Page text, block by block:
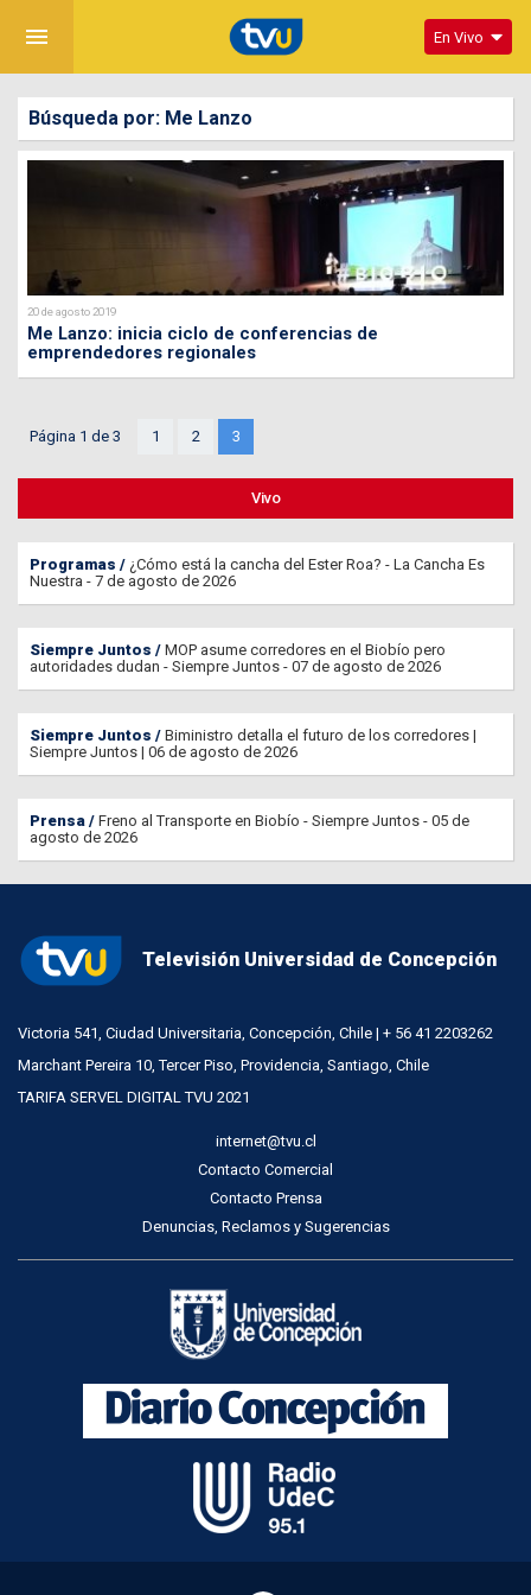
menu En Vivo
Búsqueda por: Me Lanzo
20 de agosto 2019
Me Lanzo: inicia ciclo de conferencias de
emprendedores regionales
Página 1 de 3 1 2 3
Vivo
Programas
¿Cómo está la cancha del Ester Roa? - La Cancha Es
Nuestra - 7 de agosto de 2026
Siempre Juntos
MOP asume corredores en el Biobío pero
autoridades dudan - Siempre Juntos - 07 de agosto de 2026
Siempre Juntos
Biministro detalla el futuro de los corredores |
Siempre Juntos | 06 de agosto de 2026
Prensa
Freno al Transporte en Biobío - Siempre Juntos - 05 de
agosto de 2026
Televisión Universidad de Concepción
Victoria 541, Ciudad Universitaria, Concepción, Chile | + 56 41 2203262
Marchant Pereira 10, Tercer Piso, Providencia, Santiago, Chile
TARIFA SERVEL DIGITAL TVU 2021
internet@tvu.cl
Contacto Comercial
Contacto Prensa
Denuncias, Reclamos y Sugerencias